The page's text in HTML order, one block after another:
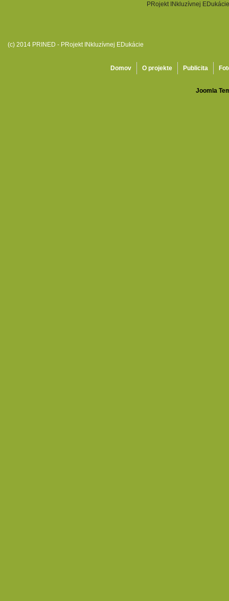
PRojekt INkluzívnej
(c) 2014 PRINED - PRojekt INkluzívnej EDukácie
Domov O projekte Publicita
Joomla